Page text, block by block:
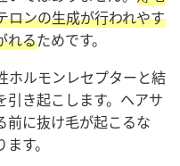
ロンの生成が行われやす
れるためです。
ホルモンレセプターと結
き起こします。ヘアサ
前に抜け毛が起こるな
す。